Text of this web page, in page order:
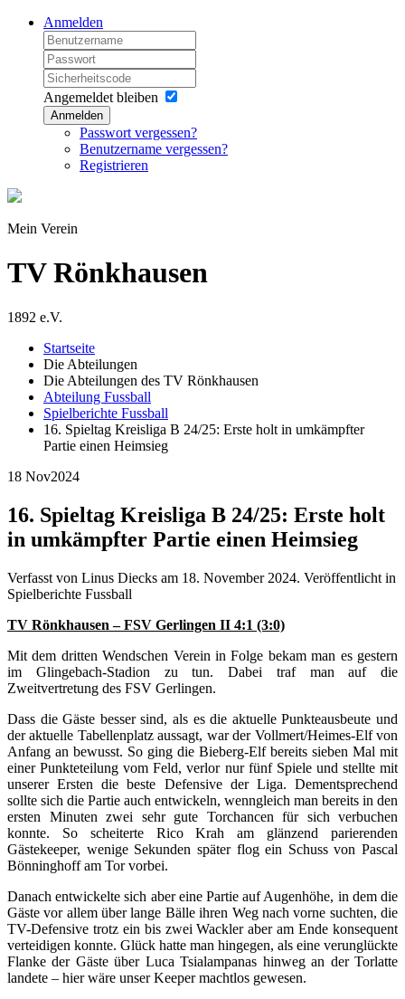
Anmelden
Angemeldet bleiben
Anmelden
Passwort vergessen?
Benutzername vergessen?
Registrieren
Mein Verein
TV Rönkhausen
1892 e.V.
Startseite
Die Abteilungen
Die Abteilungen des TV Rönkhausen
Abteilung Fussball
Spielberichte Fussball
16. Spieltag Kreisliga B 24/25: Erste holt in umkämpfter
Partie einen Heimsieg
18 Nov2024
16. Spieltag Kreisliga B 24/25: Erste holt
in umkämpfter Partie einen Heimsieg
Verfasst von Linus Diecks am 18. November 2024. Veröffentlicht in
Spielberichte Fussball
TV Rönkhausen – FSV Gerlingen II 4:1 (3:0)
Mit dem dritten Wendschen Verein in Folge bekam man es gestern
im Glingebach-Stadion zu tun. Dabei traf man auf die
Zweitvertretung des FSV Gerlingen.
Dass die Gäste besser sind, als es die aktuelle Punkteausbeute und
der aktuelle Tabellenplatz aussagt, war der Vollmert/Heimes-Elf von
Anfang an bewusst. So ging die Bieberg-Elf bereits sieben Mal mit
einer Punkteteilung vom Feld, verlor nur fünf Spiele und stellte mit
unserer Ersten die beste Defensive der Liga. Dementsprechend
sollte sich die Partie auch entwickeln, wenngleich man bereits in den
ersten Minuten zwei sehr gute Torchancen für sich verbuchen
konnte. So scheiterte Rico Krah am glänzend parierenden
Gästekeeper, wenige Sekunden später flog ein Schuss von Pascal
Bönninghoff am Tor vorbei.
Danach entwickelte sich aber eine Partie auf Augenhöhe, in dem die
Gäste vor allem über lange Bälle ihren Weg nach vorne suchten, die
TV-Defensive trotz ein bis zwei Wackler aber am Ende konsequent
verteidigen konnte. Glück hatte man hingegen, als eine verunglückte
Flanke der Gäste über Luca Tsialampanas hinweg an der Torlatte
landete – hier wäre unser Keeper machtlos gewesen.